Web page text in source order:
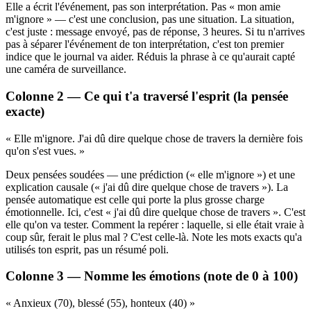
Elle a écrit l'événement, pas son interprétation. Pas « mon amie
m'ignore » — c'est une conclusion, pas une situation. La situation,
c'est juste : message envoyé, pas de réponse, 3 heures. Si tu n'arrives
pas à séparer l'événement de ton interprétation, c'est ton premier
indice que le journal va aider. Réduis la phrase à ce qu'aurait capté
une caméra de surveillance.
Colonne 2 — Ce qui t'a traversé l'esprit (la pensée
exacte)
« Elle m'ignore. J'ai dû dire quelque chose de travers la dernière fois
qu'on s'est vues. »
Deux pensées soudées — une prédiction (« elle m'ignore ») et une
explication causale (« j'ai dû dire quelque chose de travers »). La
pensée automatique est celle qui porte la plus grosse charge
émotionnelle. Ici, c'est « j'ai dû dire quelque chose de travers ». C'est
elle qu'on va tester. Comment la repérer : laquelle, si elle était vraie à
coup sûr, ferait le plus mal ? C'est celle-là. Note les mots exacts qu'a
utilisés ton esprit, pas un résumé poli.
Colonne 3 — Nomme les émotions (note de 0 à 100)
« Anxieux (70), blessé (55), honteux (40) »